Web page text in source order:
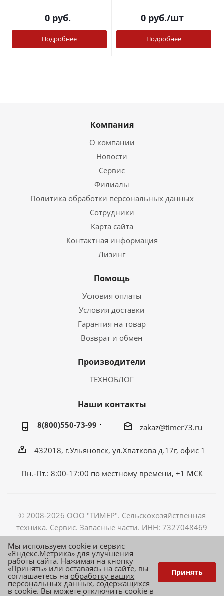
0руб.
Подробнее
0руб./шт
Подробнее
Компания
О компании
Новости
Сервис
Филиалы
Политика обработки персональных данных
Сотрудники
Карта сайта
Контактная информация
Лизинг
Помощь
Условия оплаты
Условия доставки
Гарантия на товар
Возврат и обмен
Производители
ТЕХНОБЛОГ
Наши контакты
8(800)550-73-99 zakaz@timer73.ru
432018, г.Ульяновск, ул.Хваткова д.17г, офис 1
Пн.-Пт.: 8:00-17:00 по местному времени, +1 МСК
© 2008-2026 ООО "ТИМЕР". Сельскохозяйственная
техника. Сервис. Запасные части. ИНН: 7327048469
ОГРН: 1087327004566
Мы используем cookie и сервис
«Яндекс.Метрика» для улучшения
работы сайта. Нажимая на кнопку
«Принять» или оставаясь на сайте, вы
соглашаетесь на обработку ваших
персональных данных, содержащихся
в cookie. Вы можете отключить cookie в
Принять